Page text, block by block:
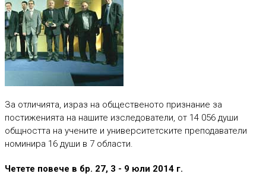
За отличията, израз на общественото признание за
постиженията на нашите изследователи, от 14 056 души
общността на учените и университетските преподаватели
номинира 16 души в 7 области.
Четете повече в бр. 27, 3 - 9 юли 2014 г.